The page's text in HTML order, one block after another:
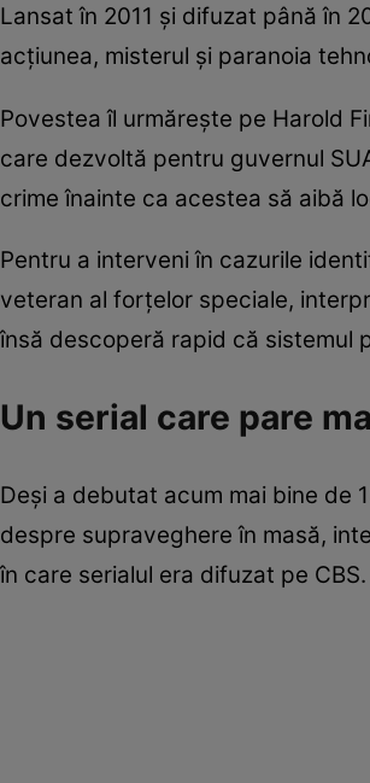
Lansat în 2011 și difuzat până în
acțiunea, misterul și paranoia
Povestea îl urmărește pe Harold
care dezvoltă pentru guvernul
crime înainte ca acestea să aibă
Pentru a interveni în cazurile
veteran al forțelor speciale,
însă descoperă rapid că sistemul
Un serial care pare
Deși a debutat acum mai bine de
despre supraveghere în masă,
în care serialul era difuzat pe CBS.